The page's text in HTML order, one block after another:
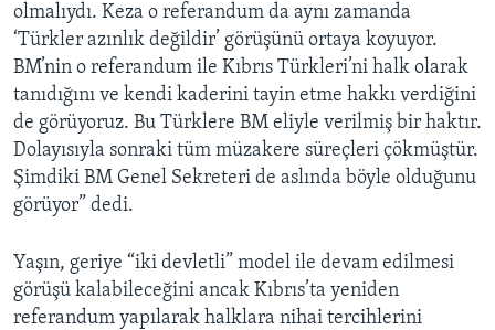
olmalıydı. Keza o referandum da aynı zamanda
‘Türkler azınlık değildir’ görüşünü ortaya koyuyor.
BM’nin o referandum ile Kıbrıs Türkleri’ni halk olarak
tanıdığını ve kendi kaderini tayin etme hakkı verdiğini
de görüyoruz. Bu Türklere BM eliyle verilmiş bir haktır.
Dolayısıyla sonraki tüm müzakere süreçleri çökmüştür.
Şimdiki BM Genel Sekreteri de aslında böyle olduğunu
görüyor” dedi.
Yaşın, geriye “iki devletli” model ile devam edilmesi
görüşü kalabileceğini ancak Kıbrıs’ta yeniden
referandum yapılarak halklara nihai tercihlerini